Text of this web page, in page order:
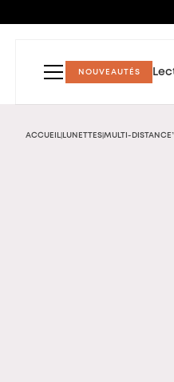
NOUVEAUTÉS
ACCUEIL LUNETTES MULTI-